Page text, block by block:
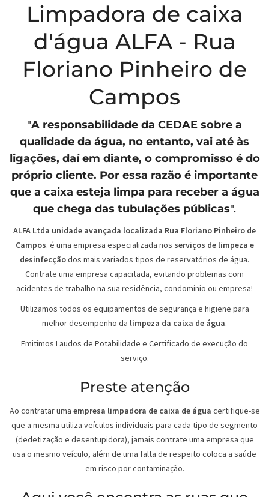
Limpadora de caixa
d'água ALFA - Rua
Floriano Pinheiro de
Campos
"A responsabilidade da CEDAE sobre a
qualidade da água, no entanto, vai até às
ligações, daí em diante, o compromisso é do
próprio cliente. Por essa razão é importante
que a caixa esteja limpa para receber a água
que chega das tubulações públicas".
ALFA Ltda unidade avançada localizada Rua Floriano Pinheiro de
Campos. é uma empresa especializada nos serviços de limpeza e
desinfecçãodos mais variados tipos de reservatórios de água.
Contrate uma empresa capacitada, evitando problemas com
acidentes de trabalho na sua residência, condomínio ou empresa!
Utilizamos todos os equipamentos de segurança e higiene para
melhor desempenho da limpeza da caixa de água.
Emitimos Laudos de Potabilidade e Certificado de execução do
serviço.
Preste atenção
Ao contratar uma empresa limpadora de caixa de água certifique-se
que a mesma utiliza veículos individuais para cada tipo de segmento
(dedetização e desentupidora), jamais contrate uma empresa que
usa o mesmo veículo, além de uma falta de respeito coloca a saúde
em risco por contaminação.